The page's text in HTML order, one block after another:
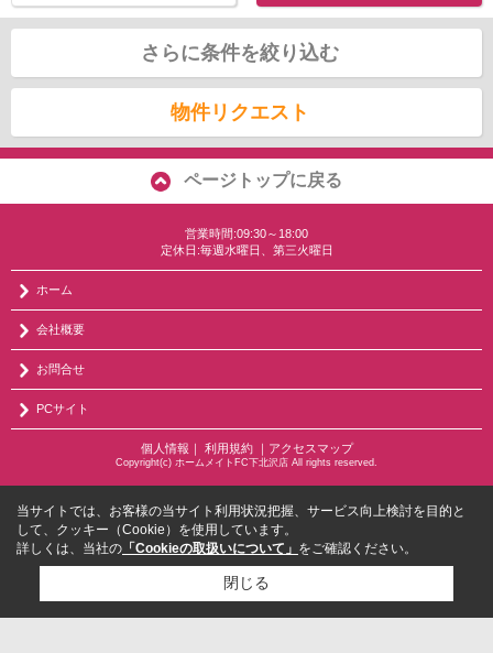
さらに条件を絞り込む
物件リクエスト
ページトップに戻る
営業時間:09:30～18:00
定休日:毎週水曜日、第三火曜日
ホーム
会社概要
お問合せ
PCサイト
個人情報 ｜ 利用規約｜ アクセスマップ
Copyright(c) ホームメイトFC下北沢店 All rights reserved.
当サイトでは、お客様の当サイト利用状況把握、サービス向上検討を目的と
して、クッキー（Cookie）を使用しています。
詳しくは、当社の 「Cookieの取扱いについて」 をご確認ください。
閉じる